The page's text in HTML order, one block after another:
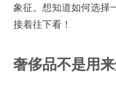
象征。想知道如何选择
接着往下看！
奢侈品不是用